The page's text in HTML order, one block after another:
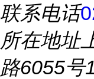
联系电话
所在地址
路6055号